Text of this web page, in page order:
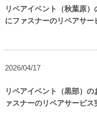
リペアイベント（秋葉原）
にファスナーのリペアサー
2026/04/17
リペアイベント（黒部）
ァスナーのリペアサービス